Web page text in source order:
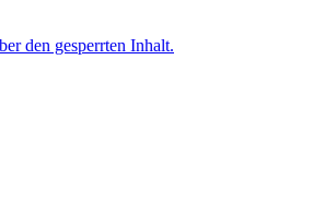
den gesperrten Inhalt.